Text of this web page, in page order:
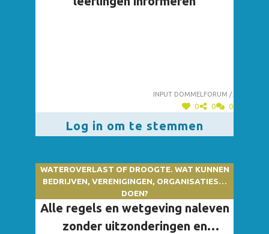
Input dommelforum /.
0 0 0
Log in om te stemmen
WATEROVERLAST OF DROOGTE. WAT KUNNEN
BEDRIJVEN, VERENIGINGEN, ORGANISATIES…
DOEN?
Alle regels en wetgeving naleven
zonder uitzonderingen en